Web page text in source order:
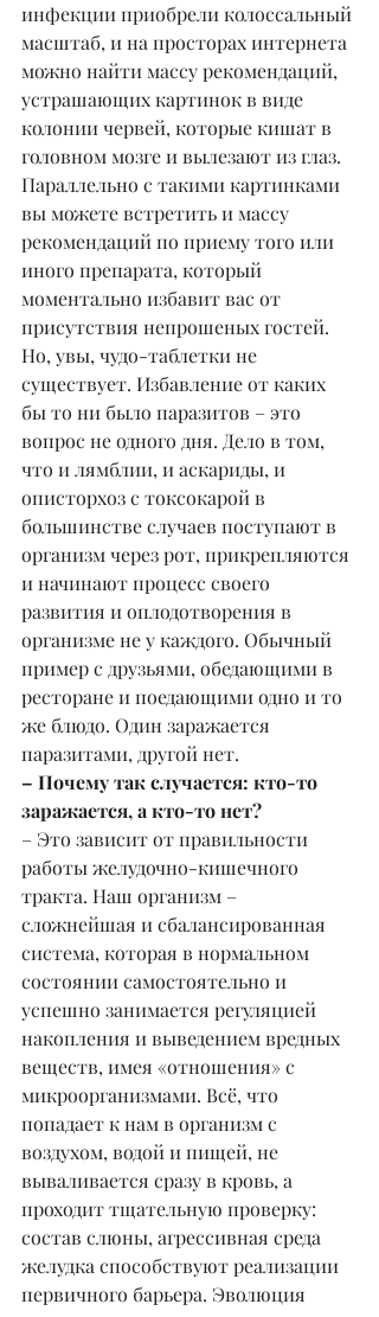
инфекции приобрели колоссальный
масштаб, и на просторах интернета
можно найти массу рекомендаций,
устрашающих картинок в виде
колонии червей, которые кишат в
головном мозге и вылезают из глаз.
Параллельно с такими картинками
вы можете встретить и массу
рекомендаций по приему того или
иного препарата, который
моментально избавит вас от
присутствия непрошеных гостей.
Но, увы, чудо-таблетки не
существует. Избавление от каких
бы то ни было паразитов – это
вопрос не одного дня. Дело в том,
что и лямблии, и аскариды, и
описторхоз с токсокарой в
большинстве случаев поступают в
организм через рот, прикрепляются
и начинают процесс своего
развития и оплодотворения в
организме не у каждого. Обычный
пример с друзьями, обедающими в
ресторане и поедающими одно и то
же блюдо. Один заражается
паразитами, другой нет.
– Почему так случается: кто-то
заражается, а кто-то нет?
– Это зависит от правильности
работы желудочно-кишечного
тракта. Наш организм –
сложнейшая и сбалансированная
система, которая в нормальном
состоянии самостоятельно и
успешно занимается регуляцией
накопления и выведением вредных
веществ, имея «отношения» с
микроорганизмами. Всё, что
попадает к нам в организм с
воздухом, водой и пищей, не
вываливается сразу в кровь, а
проходит тщательную проверку:
состав слюны, агрессивная среда
желудка способствуют реализации
первичного барьера. Эволюция